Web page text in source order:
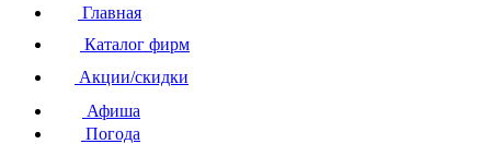
Главная
Каталог фирм
Акции/скидки
Афиша
Погода